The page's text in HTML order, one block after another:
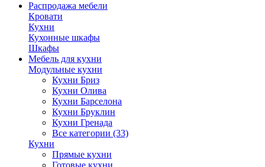
Распродажа мебели
Кровати
Кухни
Кухонные шкафы
Шкафы
Мебель для кухни
Модульные кухни
Кухни Бриз
Кухни Олива
Кухни Барселона
Кухни Бруклин
Кухни Гренада
Все категории (33)
Кухни
Прямые кухни
Готовые кухни